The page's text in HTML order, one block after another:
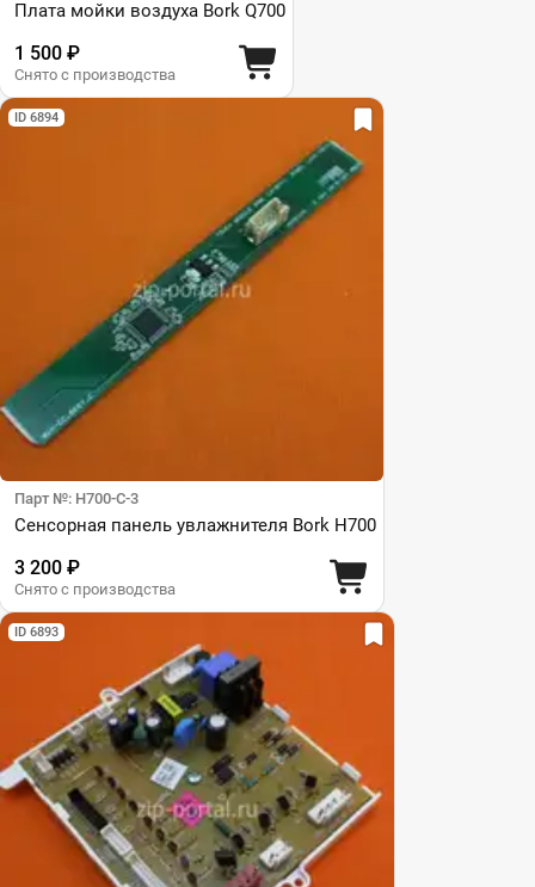
Плата мойки воздуха Bork Q700
1 500 ₽
Снято с производства
ID 6894
Парт №: H700-C-3
Сенсорная панель увлажнителя Bork H700
3 200 ₽
Снято с производства
ID 6893